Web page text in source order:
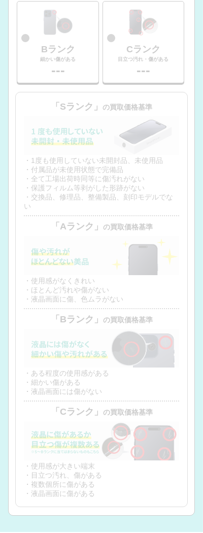
Bランク
細かい傷がある
---
Cランク
目立つ汚れ・傷がある
---
「Sランク」 の買取価格基準
・1度も使用していない未開封品、未使用品
・付属品が未使用状態で完備品
・全て工場出荷時同等に傷汚れがない
・保護フィルム等剥がした形跡がない
・交換品、修理品、整備製品、刻印モデルでな
い
「Aランク」 の買取価格基準
・使用感がなくきれい
・ほとんど汚れや傷がない
・液晶画面に傷、色ムラがない
「Bランク」 の買取価格基準
・ある程度の使用感がある
・細かい傷がある
・液晶画面には傷がない
「Cランク」 の買取価格基準
・使用感が大きい端末
・目立つ汚れ、傷がある
・複数個所に傷がある
・液晶画面に傷がある